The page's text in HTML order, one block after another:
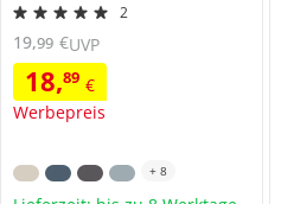
2
18,89 €
Werbepreis
19,99 €UVP
+ 8